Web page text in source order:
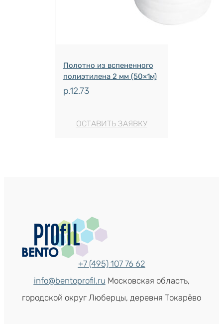
Полотно из вспененного
полиэтилена 2 мм (50×1м)
р.12.73
ОСТАВИТЬ ЗАЯВКУ
+7 (495) 107 76 62
info@bentoprofil.ru Московская область,
городской округ Люберцы, деревня Токарёво